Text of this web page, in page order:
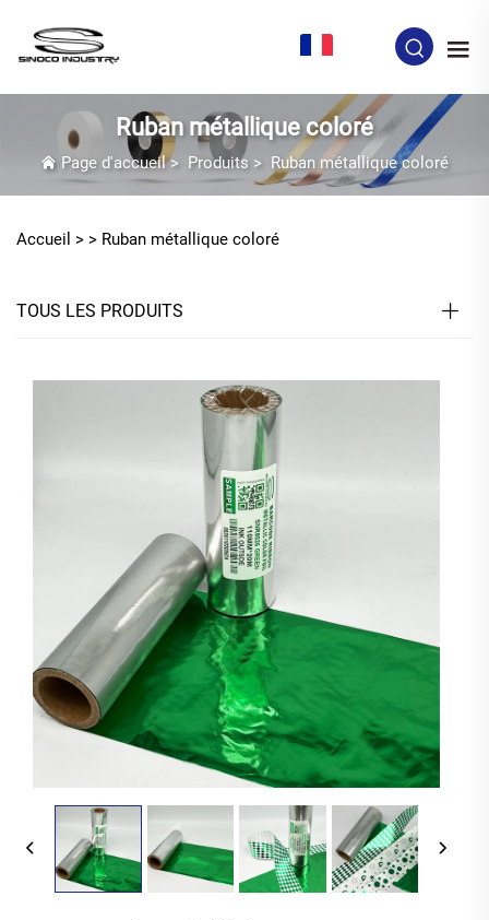
Ruban métallique coloré
Page d'accueil> Produits > Ruban métallique coloré
Accueil > > Ruban métallique coloré
TOUS LES PRODUITS